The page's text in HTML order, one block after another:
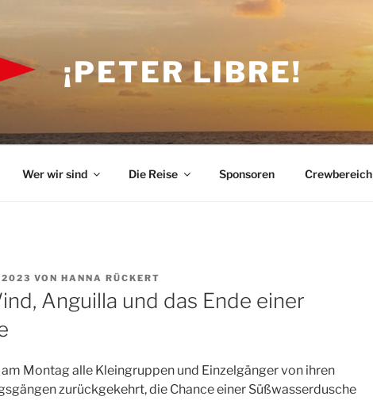
¡PETER LIBRE!
Wer wir sind Die Reise Sponsoren Crewbereich
VON HANNA RÜCKERT
Anguilla und das Ende einer
Montag alle Kleingruppen und Einzelgänger von ihren
zurückgekehrt, die Chance einer Süßwasserdusche